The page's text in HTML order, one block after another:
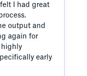
I had great
output and
again for
highly
early